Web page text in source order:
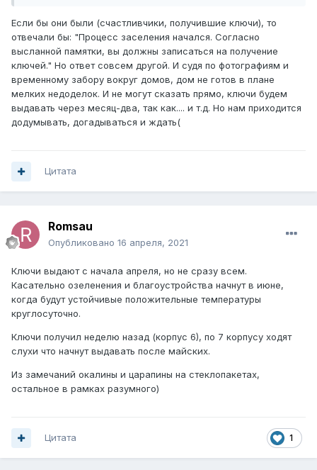
Если бы они были (счастливчики, получившие ключи), то
отвечали бы: "Процесс заселения начался. Согласно
высланной памятки, вы должны записаться на получение
ключей." Но ответ совсем другой. И судя по фотографиям и
временному забору вокруг домов, дом не готов в плане
мелких недоделок. И не могут сказать прямо, ключи будем
выдавать через месяц-два, так как.... и т.д. Но нам приходится
додумывать, догадываться и ждать(
Цитата
Romsau
Опубликовано 16 апреля, 2021
Ключи выдают с начала апреля, но не сразу всем.
Касательно озеленения и благоустройства начнут в июне,
когда будут устойчивые положительные температуры
круглосуточно.
Ключи получил неделю назад (корпус 6), по 7 корпусу ходят
слухи что начнут выдавать после майских.
Из замечаний окалины и царапины на стеклопакетах,
остальное в рамках разумного)
1
Цитата